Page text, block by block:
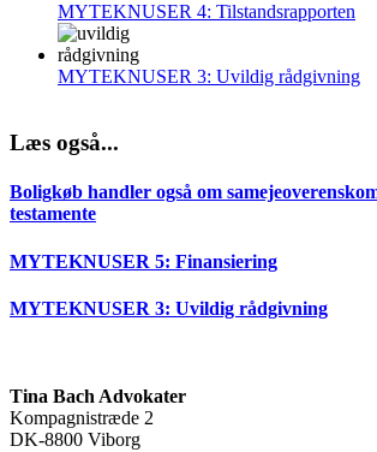
MYTEKNUSER 4: Tilstandsrapporten
MYTEKNUSER 3: Uvildig rådgivning
Læs også...
Boligkøb handler også om
testamente
MYTEKNUSER 5: Finansiering
MYTEKNUSER 3: Uvildig rådgivning
Tina Bach Advokater
Kompagnistræde 2
DK-8800 Viborg